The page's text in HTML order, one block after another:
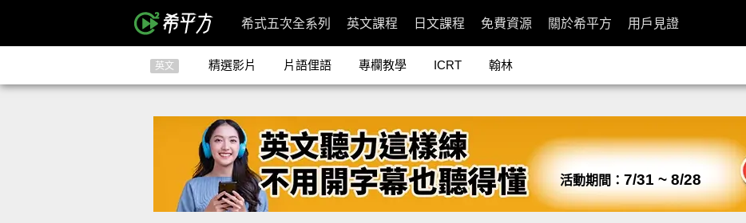
希式五次全系列 英文課程 日文課程 免費資源 關於希平方 用戶見證
英文 精選影片 片語俚語 專欄教學 ICRT 翰林
活動期間： 7/31 ~ 8/28